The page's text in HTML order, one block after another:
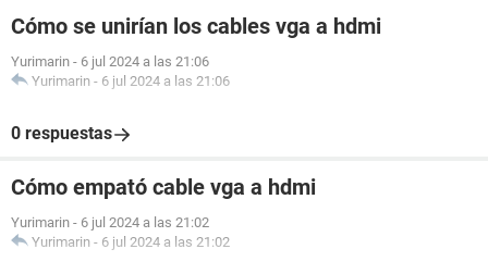
Cómo se unirían los cables vga a hdmi
Yurimarin - 6 jul 2024 a las 21:06
Yurimarin - 6 jul 2024 a las 21:06
0 respuestas
Cómo empató cable vga a hdmi
Yurimarin - 6 jul 2024 a las 21:02
Yurimarin - 6 jul 2024 a las 21:02